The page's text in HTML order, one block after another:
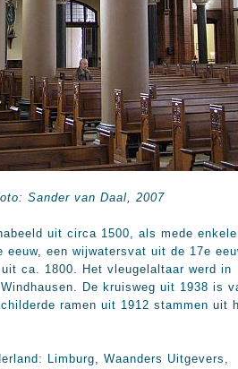
Sander van Daal, 2007
uit circa 1500, als mede enkele
eeuw, een wijwatersvat uit de 17e
ca. 1800. Het vleugelaltaar werd in
De kruisweg uit 1938 is
ramen uit 1912 stammen uit
Limburg, Waanders Uitgevers,